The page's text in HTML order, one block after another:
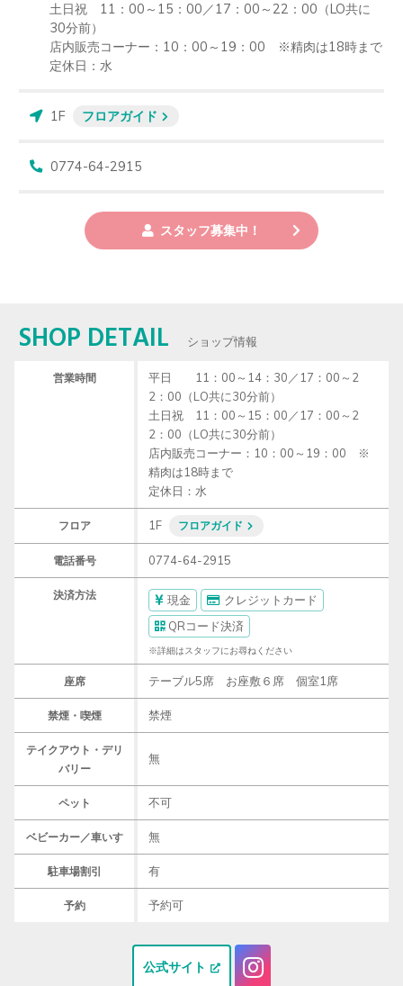
土日祝　11：00～15：00／17：00～22：00（LO共に
30分前）
店内販売コーナー：10：00～19：00　※精肉は18時まで
定休日：水
1F フロアガイド
0774-64-2915
スタッフ募集中！
SHOP DETAIL ショップ情報
営業時間
平日　　11：00～14：30／17：00～2
2：00（LO共に30分前）
土日祝　11：00～15：00／17：00～2
2：00（LO共に30分前）
店内販売コーナー：10：00～19：00　※
精肉は18時まで
定休日：水
フロア 1F フロアガイド
電話番号 0774-64-2915
決済方法 現金
クレジットカード
QRコード決済
※詳細はスタッフにお尋ねください
座席 テーブル5席 お座敷６席 個室1席
禁煙・喫煙 禁煙
テイクアウト・デリ
バリー
無
ペット 不可
ベビーカー／車いす 無
駐車場割引 有
予約 予約可
公式サイト